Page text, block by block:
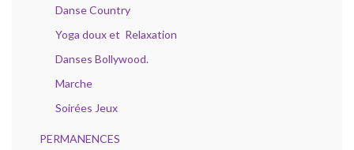
Danse Country
Yoga doux et Relaxation
Danses Bollywood.
Marche
Soirées Jeux
PERMANENCES